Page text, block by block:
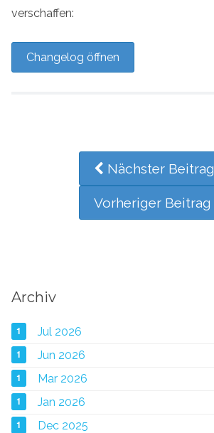
verschaffen:
Changelog öffnen
Nächster Beitrag
Vorheriger Beitrag
Archiv
1 Jul 2026
1 Jun 2026
1 Mar 2026
1 Jan 2026
1 Dec 2025